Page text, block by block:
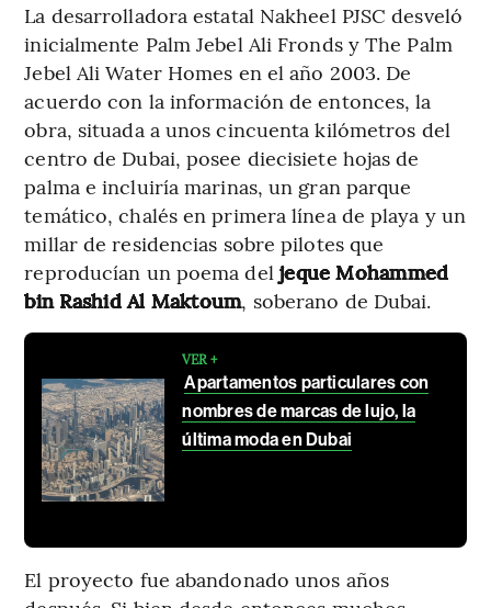
La desarrolladora estatal Nakheel PJSC desveló
inicialmente Palm Jebel Ali Fronds y The Palm
Jebel Ali Water Homes en el año 2003. De
acuerdo con la información de entonces, la
obra, situada a unos cincuenta kilómetros del
centro de Dubai, posee diecisiete hojas de
palma e incluiría marinas, un gran parque
temático, chalés en primera línea de playa y un
millar de residencias sobre pilotes que
reproducían un poema deljeque Mohammed
bin Rashid Al Maktoum, soberano de Dubai.
VER +
Apartamentos particulares con
nombres de marcas de lujo, la
última moda en Dubai
El proyecto fue abandonado unos años